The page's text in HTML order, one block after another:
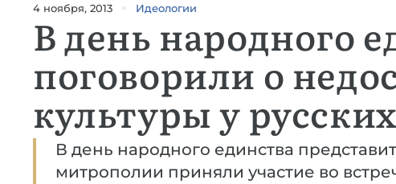
4 ноября, 2013 Идеологии
В день народного
поговорили о
культуры у русских
В день народного единства
митрополии приняли участие во